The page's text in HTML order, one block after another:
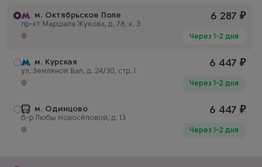
м. Октябрьское Поле
пр-кт Маршала Жукова, д. 78, к. 3
6 287 ₽
Через 1-2 дня
м. Курская
ул. Земляной Вал, д. 24/30, стр. 1
6 447 ₽
Через 1-2 дня
м. Одинцово
б-р Любы Новосёловой, д. 13
6 447 ₽
Через 1-2 дня